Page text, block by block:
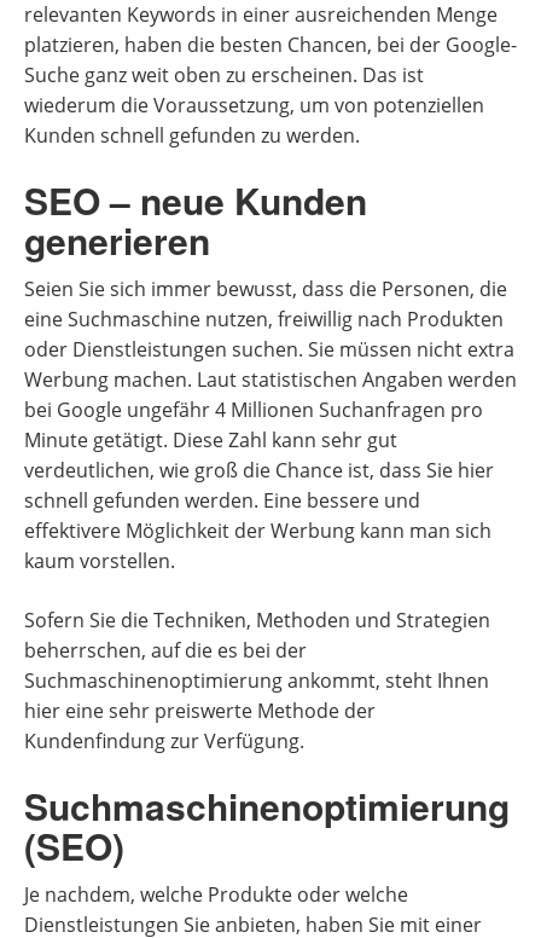
relevanten Keywords in einer ausreichenden Menge
platzieren, haben die besten Chancen, bei der Google-
Suche ganz weit oben zu erscheinen. Das ist
wiederum die Voraussetzung, um von potenziellen
Kunden schnell gefunden zu werden.
SEO – neue Kunden
generieren
Seien Sie sich immer bewusst, dass die Personen, die
eine Suchmaschine nutzen, freiwillig nach Produkten
oder Dienstleistungen suchen. Sie müssen nicht extra
Werbung machen. Laut statistischen Angaben werden
bei Google ungefähr 4 Millionen Suchanfragen pro
Minute getätigt. Diese Zahl kann sehr gut
verdeutlichen, wie groß die Chance ist, dass Sie hier
schnell gefunden werden. Eine bessere und
effektivere Möglichkeit der Werbung kann man sich
kaum vorstellen.
Sofern Sie die Techniken, Methoden und Strategien
beherrschen, auf die es bei der
Suchmaschinenoptimierung ankommt, steht Ihnen
hier eine sehr preiswerte Methode der
Kundenfindung zur Verfügung.
Suchmaschinenoptimierung
(SEO)
Je nachdem, welche Produkte oder welche
Dienstleistungen Sie anbieten, haben Sie mit einer